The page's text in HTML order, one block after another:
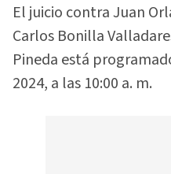
El juicio contra Juan
Carlos Bonilla
Pineda está
2024, a las 10:00 a. m.